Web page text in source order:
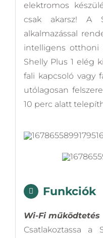
elektromos
csak akarsz! A
alkalmazással
intelligens otthoni
Shelly Plus 1 elég
fali kapcsoló vagy
utólagosan
10 perc alatt
Funkciók
Wi-Fi működtetés
Csatlakoztassa